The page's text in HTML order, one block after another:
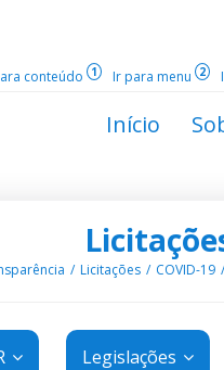
conteúdo 1 Ir para menu 2
Início
Licitações COVID-19
Legislações